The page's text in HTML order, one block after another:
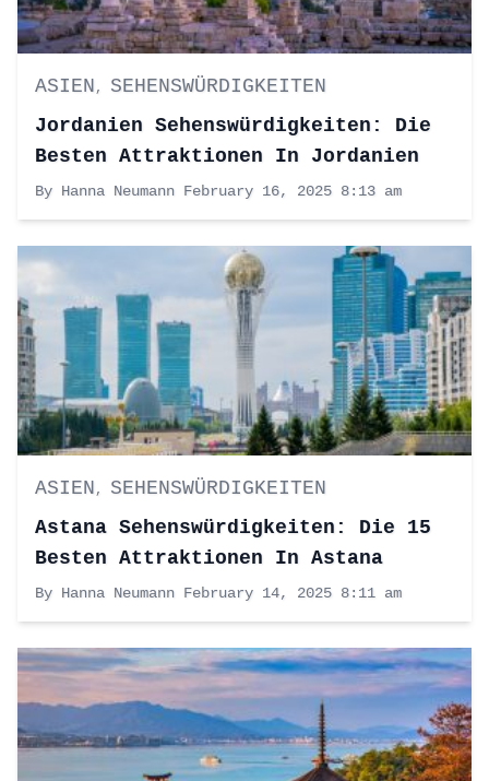
ASIEN , SEHENSWÜRDIGKEITEN
Jordanien Sehenswürdigkeiten: Die
Besten Attraktionen In Jordanien
By Hanna Neumann February 16, 2025 8:13 am
ASIEN , SEHENSWÜRDIGKEITEN
Astana Sehenswürdigkeiten: Die 15
Besten Attraktionen In Astana
By Hanna Neumann February 14, 2025 8:11 am